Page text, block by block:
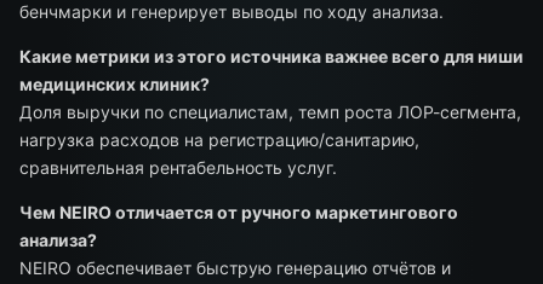
бенчмарки и генерирует выводы по ходу анализа.
Какие метрики из этого источника важнее всего для ниши
медицинских клиник?
Доля выручки по специалистам, темп роста ЛОР-сегмента,
нагрузка расходов на регистрацию/санитарию,
сравнительная рентабельность услуг.
Чем NEIRO отличается от ручного маркетингового
анализа?
NEIRO обеспечивает быструю генерацию отчётов и